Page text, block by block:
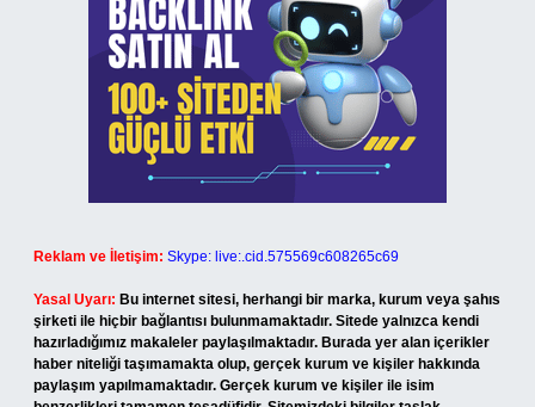
Reklam ve İletişim: Skype: live:.cid.575569c608265c69
Yasal Uyarı: Bu internet sitesi, herhangi bir marka, kurum veya şahıs
şirketi ile hiçbir bağlantısı bulunmamaktadır. Sitede yalnızca kendi
hazırladığımız makaleler paylaşılmaktadır. Burada yer alan içerikler
haber niteliği taşımamakta olup, gerçek kurum ve kişiler hakkında
paylaşım yapılmamaktadır. Gerçek kurum ve kişiler ile isim